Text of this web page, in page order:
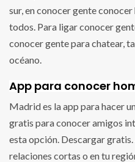
sur, en conocer gente
todos. Para ligar conocer
conocer gente para chatear,
océano.
App para conocer
Madrid es la app para hacer
gratis para conocer amigos
esta opción. Descargar
relaciones cortas o en tu